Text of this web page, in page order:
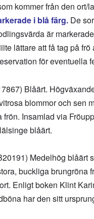
kommer från den ort/
i blå färg.De
är
lättare att få tag på
för eventuella
Blåärt.
blommor och sen
frön. Insamlad via
blåärt.
Medelhög blåärt
buckliga brungröna
Enligt boken Klint
har den sitt